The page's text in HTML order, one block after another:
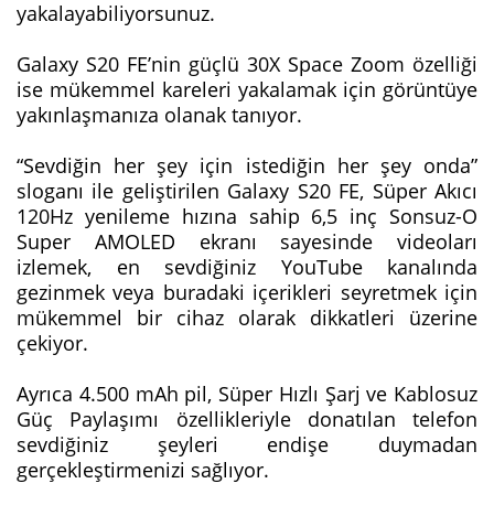
yakalayabiliyorsunuz.
Galaxy S20 FE’nin güçlü 30X Space Zoom özelliği
ise mükemmel kareleri yakalamak için görüntüye
yakınlaşmanıza olanak tanıyor.
“Sevdiğin her şey için istediğin her şey onda”
sloganı ile geliştirilen Galaxy S20 FE, Süper Akıcı
120Hz yenileme hızına sahip 6,5 inç Sonsuz-O
Super AMOLED ekranı sayesinde videoları
izlemek, en sevdiğiniz YouTube kanalında
gezinmek veya buradaki içerikleri seyretmek için
mükemmel bir cihaz olarak dikkatleri üzerine
çekiyor.
Ayrıca 4.500 mAh pil, Süper Hızlı Şarj ve Kablosuz
Güç Paylaşımı özellikleriyle donatılan telefon
sevdiğiniz şeyleri endişe duymadan
gerçekleştirmenizi sağlıyor.